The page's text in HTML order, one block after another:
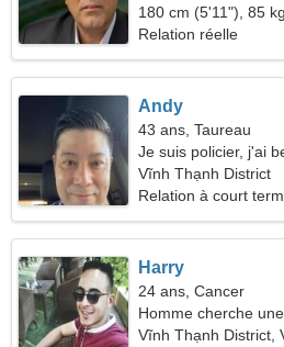
56
180 cm (5'11"), 85
Relation réelle
Andy
43 ans, Taureau
Je suis policier, j'ai
passionnée
Vĩnh Thạnh District
Relation à court
Harry
24 ans, Cancer
Homme cherche
Vĩnh Thạnh District,